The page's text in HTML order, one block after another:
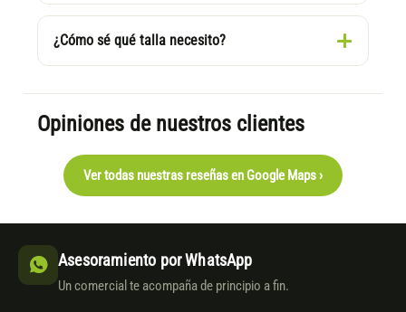
¿Cómo sé qué talla necesito?
Opiniones de nuestros clientes
Ver todas nuestras reseñas en Google Maps ›
Asesoramiento por WhatsApp
Un comercial te acompaña de principio a fin.